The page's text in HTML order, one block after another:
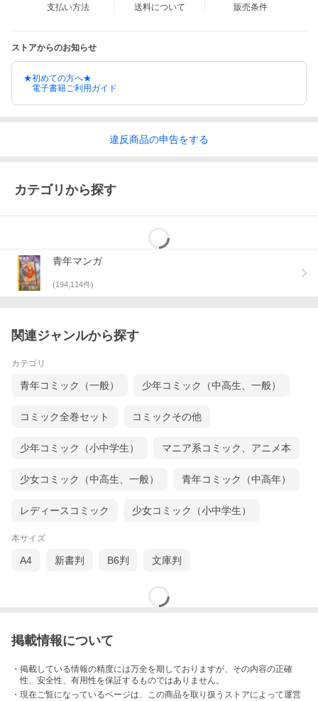
支払い方法 送料について 販売条件
ストアからのお知らせ
★初めての方へ★
電子書籍ご利用ガイド
違反商品の申告をする
カテゴリから探す
青年マンガ
(194,114件)
関連ジャンルから探す
カテゴリ
青年コミック（一般） 少年コミック（中高生、一般）
コミック全巻セット コミックその他
少年コミック（小中学生） マニア系コミック、アニメ本
少女コミック（中高生、一般） 青年コミック（中高年）
レディースコミック 少女コミック（小中学生）
本サイズ
A4 新書判 B6判 文庫判
掲載情報について
・掲載している情報の精度には万全を期しておりますが、その内容の正確
性、安全性、有用性を保証するものではありません。
・現在ご覧になっているページは、この商品を取り扱うストアによって運営